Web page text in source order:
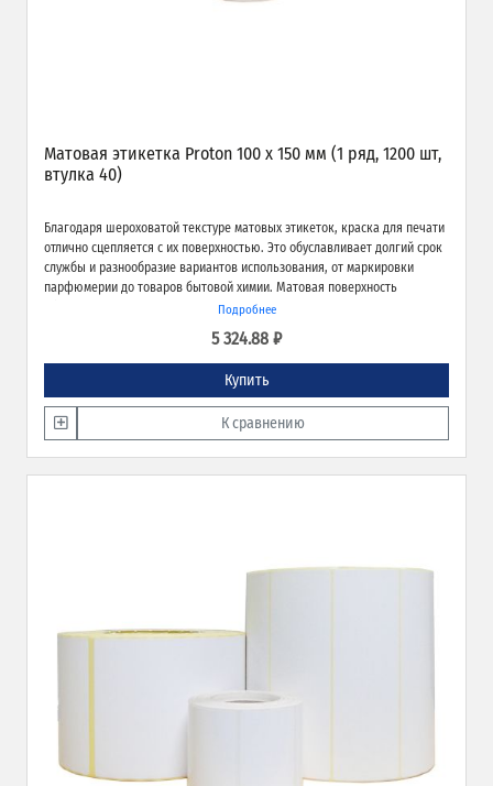
Матовая этикетка Proton 100 х 150 мм (1 ряд, 1200 шт,
втулка 40)
Благодаря шероховатой текстуре матовых этикеток, краска для печати
отлично сцепляется с их поверхностью. Это обуславливает долгий срок
службы и разнообразие вариантов использования, от маркировки
парфюмерии до товаров бытовой химии. Матовая поверхность
обеспечивает превосходное качество печати и широкие возможности
Подробнее
5 324.88 ₽
Купить
К сравнению